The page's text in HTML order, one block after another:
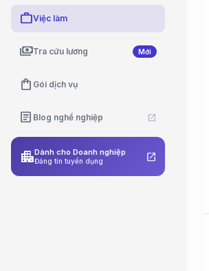
workViệc làm
paymentsTra cứu lương Mới
shopping_bag Gói dịch vụ
article Blog nghề nghiệp open_in_new
apartmentDành cho Doanh nghiệp
Đăng tin tuyển dụng open_in_new